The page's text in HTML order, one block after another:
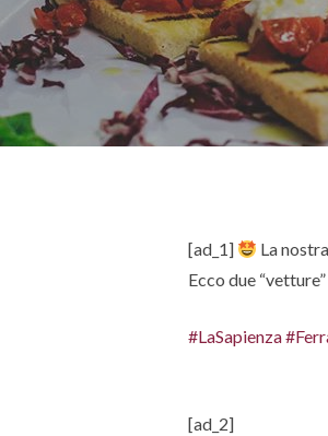
[ad_1]
La
Ecco due
#LaSapienza
[ad_2]